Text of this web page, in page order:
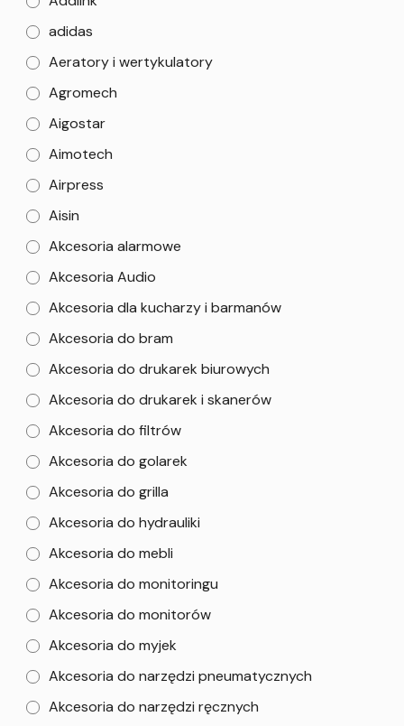
adidas
Aeratory i wertykulatory
Agromech
Aigostar
Aimotech
Airpress
Aisin
Akcesoria alarmowe
Akcesoria Audio
Akcesoria dla kucharzy i barmanów
Akcesoria do bram
Akcesoria do drukarek biurowych
Akcesoria do drukarek i skanerów
Akcesoria do filtrów
Akcesoria do golarek
Akcesoria do grilla
Akcesoria do hydrauliki
Akcesoria do mebli
Akcesoria do monitoringu
Akcesoria do monitorów
Akcesoria do myjek
Akcesoria do narzędzi pneumatycznych
Akcesoria do narzędzi ręcznych